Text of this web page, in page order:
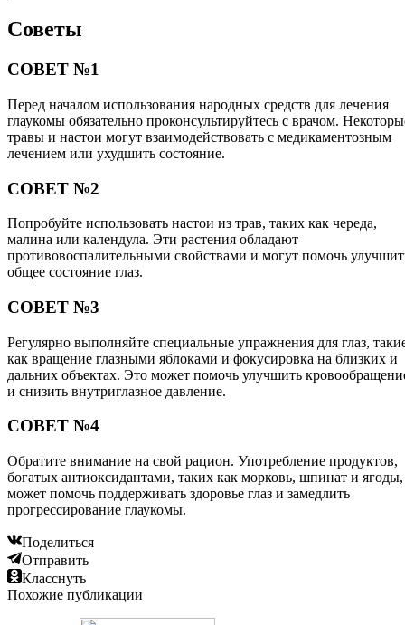
Советы
СОВЕТ №1
Перед началом использования народных средств для лечения
глаукомы обязательно проконсультируйтесь с врачом.
травы и настои могут взаимодействовать с медикаментозным
лечением или ухудшить состояние.
СОВЕТ №2
Попробуйте использовать настои из трав, таких как череда,
малина или календула. Эти растения обладают
противовоспалительными свойствами и могут помочь
общее состояние глаз.
СОВЕТ №3
Регулярно выполняйте специальные упражнения для глаз,
как вращение глазными яблоками и фокусировка на близких и
дальних объектах. Это может помочь улучшить
и снизить внутриглазное давление.
СОВЕТ №4
Обратите внимание на свой рацион. Употребление продуктов,
богатых антиоксидантами, таких как морковь, шпинат и ягоды,
может помочь поддерживать здоровье глаз и замедлить
прогрессирование глаукомы.
Поделиться
Отправить
Класснуть
Похожие публикации